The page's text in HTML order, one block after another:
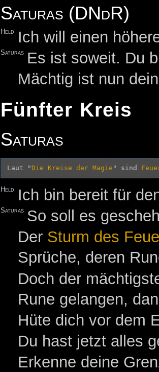
Saturas (DNdR)
Held Ich will einen
Saturas Es ist soweit. Du
Mächtig ist nun
Fünfter Kreis
Saturas
Laut " Die Kreise der Magie " sind
Held Ich bin bereit für
Saturas So soll es
Der Sturm des
Sprüche, deren
Doch der
Rune gelangen,
Hüte dich vor dem
Du hast jetzt alles
Erkenne deine